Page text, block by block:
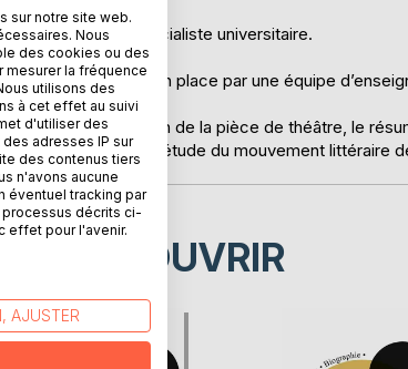
confiée à un spécialiste universitaire.
qualité mise en place par une équipe
la présentation de la pièce de théâtre, le
principaux et l’étude du mouvement littéraire
À DÉCOUVRIR
sur notre site web.
Nous
des cookies ou des
mesurer la fréquence
utilisons des
à cet effet au suivi
d'utiliser des
adresses IP sur
des contenus tiers
n'avons aucune
éventuel tracking par
décrits ci-
effet pour l'avenir.
AJUSTER